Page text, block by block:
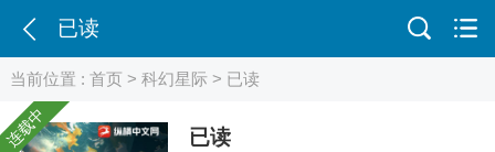
已读
当前位置 :首页 >科幻星际 > 已读
连载中 已读